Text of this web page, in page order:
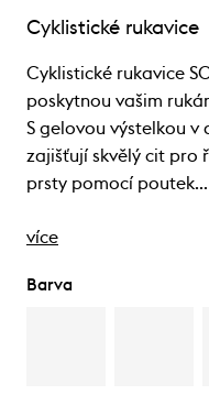
Cyklistické rukavice
Cyklistické rukavice
poskytnou vašim
S gelovou výstelkou
zajišťují skvělý cit pro
prsty pomocí poutek…
více
Barva